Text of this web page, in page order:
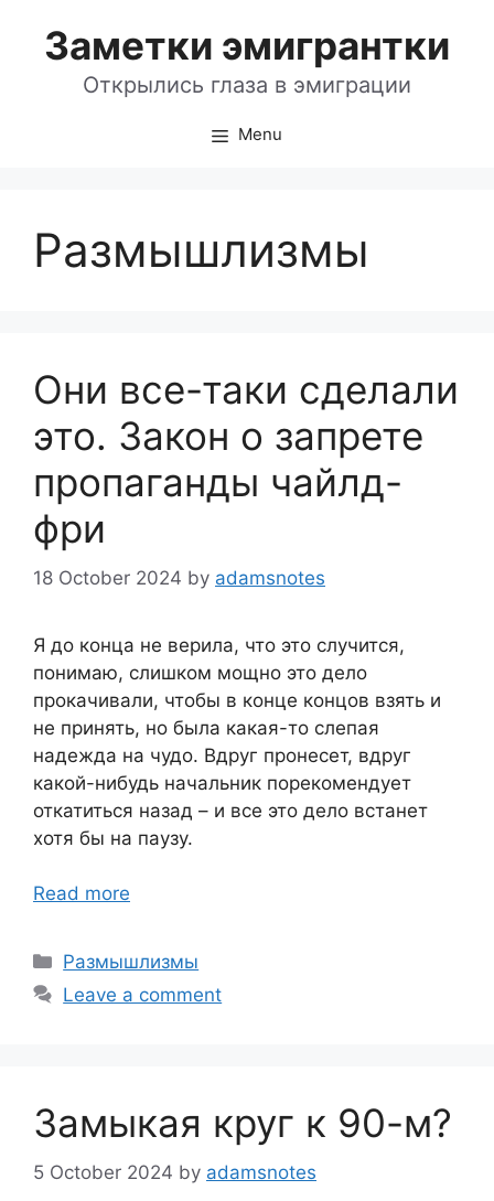
contentЗаметки эмигрантки
Открылись глаза в эмиграции
Menu
Размышлизмы
Они все-таки сделали
это. Закон о запрете
пропаганды чайлд-
фри
18 October 2024 by adamsnotes
Я до конца не верила, что это случится,
понимаю, слишком мощно это дело
прокачивали, чтобы в конце концов взять и
не принять, но была какая-то слепая
надежда на чудо. Вдруг пронесет, вдруг
какой-нибудь начальник порекомендует
откатиться назад – и все это дело встанет
хотя бы на паузу.
Read more
Categories
Размышлизмы
Leave a comment
Замыкая круг к 90-м?
5 October 2024 by adamsnotes